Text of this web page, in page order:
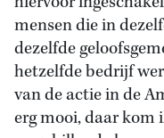
mensen die in
dezelfde
hetzelfde bedrijf
van de actie in de
erg mooi, daar kom